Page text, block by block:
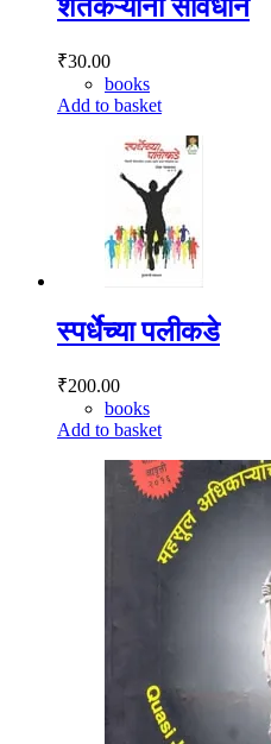
शेतकऱ्यानो सावधान
₹30.00
books
Add to basket
स्पर्धेच्या पलीकडे
₹200.00
books
Add to basket